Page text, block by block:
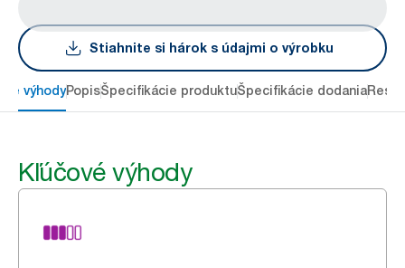
Stiahnite si hárok s údajmi o výrobku
výhodyPopisŠpecifikácie produktuŠpecifikácie dodania
Kľúčové výhody